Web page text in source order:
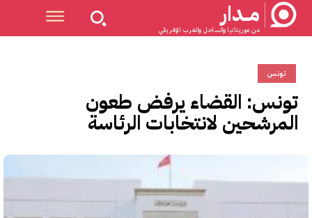
مــدار
من موريتانيا والساحل والغرب الإفريقي
تونس
تونس: القضاء يرفض طعون
المرشحين لانتخابات الرئاسة